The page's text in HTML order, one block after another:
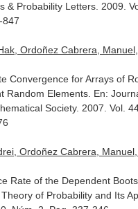
& Probability Letters. 2009.
847
Ordoñez Cabrera,
Convergence for Arrays of
Random Elements. En:
Society. 2007. Vol.
Ordoñez Cabrera,
Rate of the Dependent
Theory of Probability and Its